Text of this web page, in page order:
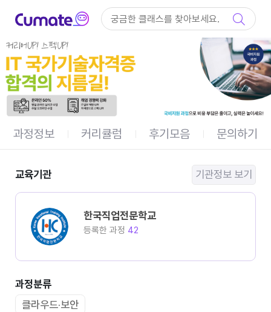
메인 메뉴 바로가기
과정정보 커리큘럼 후기모음 문의하기
교육기관 기관정보 보기
한국직업전문학교
등록한 과정 42
과정분류
클라우드·보안